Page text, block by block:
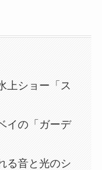
上ショー「ス
イの「ガーデ
る音と光のシ